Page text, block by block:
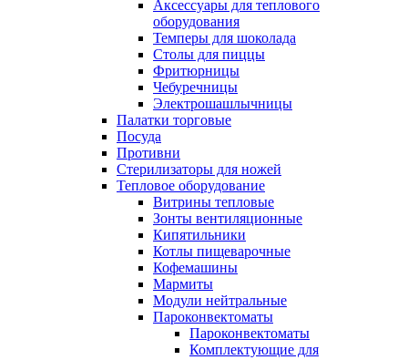
Аксессуары для теплового
оборудования
Темперы для шоколада
Столы для пиццы
Фритюрницы
Чебуречницы
Электрошашлычницы
Палатки торговые
Посуда
Противни
Стерилизаторы для ножей
Тепловое оборудование
Витрины тепловые
Зонты вентиляционные
Кипятильники
Котлы пищеварочные
Кофемашины
Мармиты
Модули нейтральные
Пароконвектоматы
Пароконвектоматы
Комплектующие для